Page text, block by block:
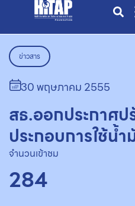
ข่าวสาร
30 พฤษภาคม 2555
สธ.ออกประกาศ
ประกอบการใช้น้
จำนวนเข้าชม
284